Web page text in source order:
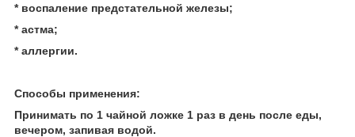
* воспаление предстательной железы;
* астма;
* аллергии.
Способы применения:
Принимать по 1 чайной ложке 1 раз в день после еды,
вечером, запивая водой.